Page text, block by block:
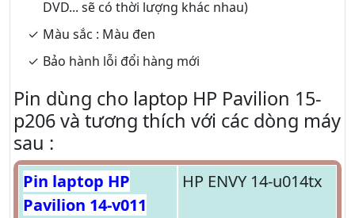
DVD... sẽ có thời lượng khác nhau)
Màu sắc : Màu đen
Bảo hành lỗi đổi hàng mới
Pin dùng cho laptop HP Pavilion 15-
p206 và tương thích với các dòng máy
sau :
Pin laptop HP
Pavilion 14-v011
HP ENVY 14-u014tx